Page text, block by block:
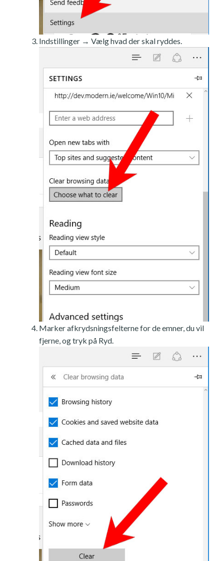
Indstillinger → Vælg hvad der skal ryddes.
Marker afkrydsningsfelterne for de emner, du vil
fjerne, og tryk på Ryd.